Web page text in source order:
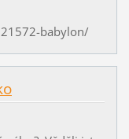
babylon/